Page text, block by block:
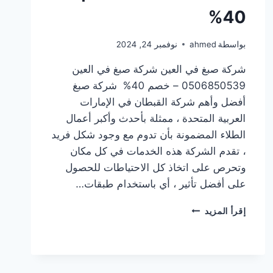
40%
بواسطة ahmed نوفمبر 24, 2024
شركة صبغ في العين شركة صبغ في العين
0506850539 – خصم 40% شركة صبغ
أفضل وأهم شركة القبطان في الإمارات
العربية المتحدة ، ممثلة بأحدث وأكبر أعمال
الطلاء المضمونة بأن تدوم مع وجود شكل فريد
، تقدم الشركة هذه الخدمات في كل مكان
وتحرص على اتخاذ كل الاحتياطات للحصول
على أفضل تأثير ، أي باستخدام طبقات…
إقرأ المزيد شركة